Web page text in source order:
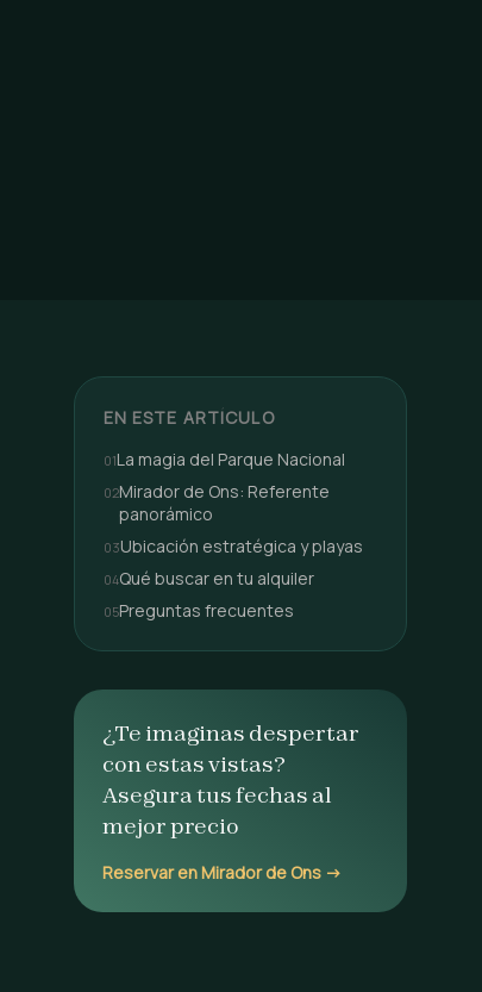
EN ESTE ARTÍCULO
La magia del Parque Nacional
Mirador de Ons: Referente
panorámico
Ubicación estratégica y playas
Qué buscar en tu alquiler
Preguntas frecuentes
¿Te imaginas despertar
con estas vistas?
Asegura tus fechas al
mejor precio
Reservar en Mirador de Ons →